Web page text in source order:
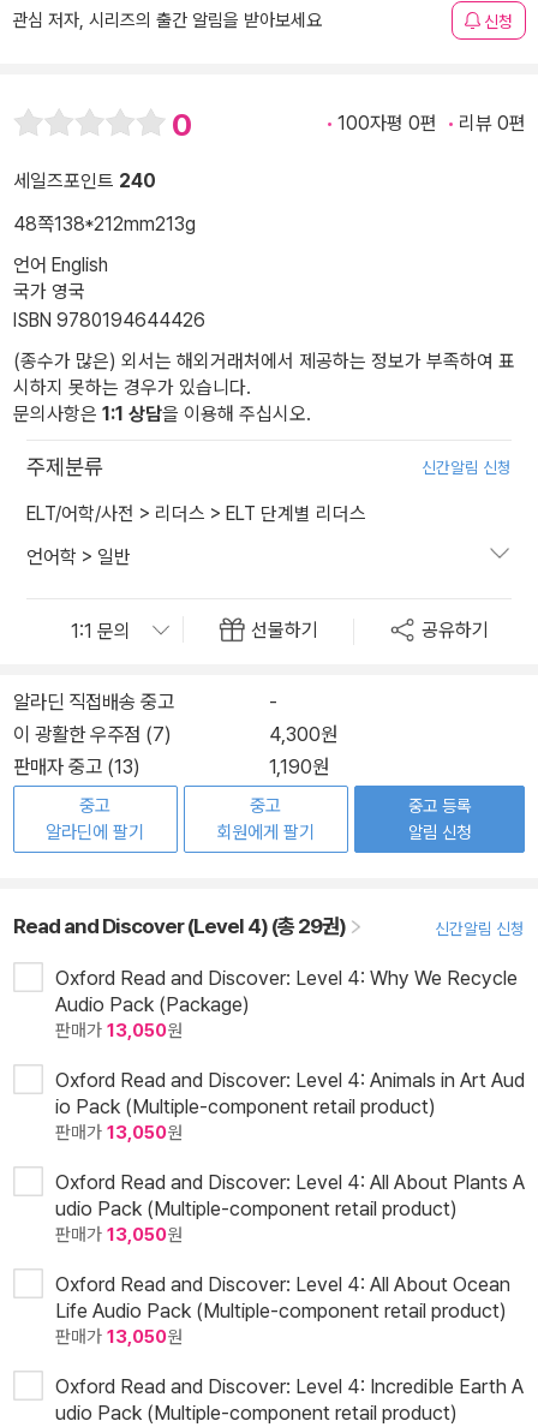
관심 저자, 시리즈의 출간 알림을 받아보세요 신청
0 100자평 0편 리뷰 0편
세일즈포인트 240
48쪽138*212mm213g
언어 English
국가 영국
ISBN 9780194644426
(종수가 많은) 외서는 해외거래처에서 제공하는 정보가 부족하여 표
시하지 못하는 경우가 있습니다.
문의사항은 1:1 상담을 이용해 주십시오.
주제분류 신간알림 신청
ELT/어학/사전 > 리더스 > ELT 단계별 리더스
언어학 > 일반
선물하기 공유하기
알라딘 직접배송 중고
-
이 광활한 우주점 (7)
4,300원
판매자 중고 (13)
1,190원
중고
알라딘에 팔기
중고
회원에게 팔기
중고 등록
알림 신청
Read and Discover (Level 4) (총 29권) 신간알림 신청
Oxford Read and Discover: Level 4: Why We Recycle
Audio Pack (Package)
판매가 13,050원
Oxford Read and Discover: Level 4: Animals in Art Aud
io Pack (Multiple-component retail product)
판매가 13,050원
Oxford Read and Discover: Level 4: All About Plants A
udio Pack (Multiple-component retail product)
판매가 13,050원
Oxford Read and Discover: Level 4: All About Ocean
Life Audio Pack (Multiple-component retail product)
판매가 13,050원
Oxford Read and Discover: Level 4: Incredible Earth A
udio Pack (Multiple-component retail product)